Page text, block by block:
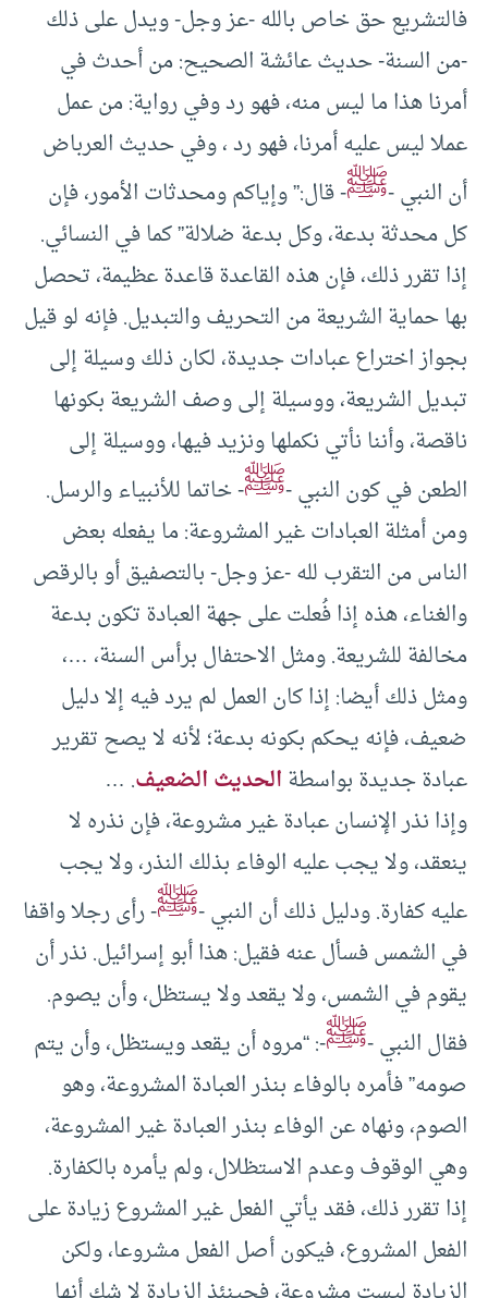
فالتشريع حق خاص بالله -عز وجل- ويدل على ذلك
-من السنة- حديث عائشة الصحيح: من أحدث في
أمرنا هذا ما ليس منه، فهو رد وفي رواية: من عمل
عملا ليس عليه أمرنا، فهو رد ، وفي حديث العرباض
أن النبي -ﷺ- قال:” وإياكم ومحدثات الأمور، فإن
كل محدثة بدعة، وكل بدعة ضلالة” كما في النسائي.
إذا تقرر ذلك، فإن هذه القاعدة قاعدة عظيمة، تحصل
بها حماية الشريعة من التحريف والتبديل. فإنه لو قيل
بجواز اختراع عبادات جديدة، لكان ذلك وسيلة إلى
تبديل الشريعة، ووسيلة إلى وصف الشريعة بكونها
ناقصة، وأننا نأتي نكملها ونزيد فيها، ووسيلة إلى
الطعن في كون النبي -ﷺ- خاتما للأنبياء والرسل.
ومن أمثلة العبادات غير المشروعة: ما يفعله بعض
الناس من التقرب لله -عز وجل- بالتصفيق أو بالرقص
والغناء، هذه إذا فُعلت على جهة العبادة تكون بدعة
مخالفة للشريعة. ومثل الاحتفال برأس السنة، …،
ومثل ذلك أيضا: إذا كان العمل لم يرد فيه إلا دليل
ضعيف، فإنه يحكم بكونه بدعة؛ لأنه لا يصح تقرير
عبادة جديدة بواسطةالحديث الضعيف. …
وإذا نذر الإنسان عبادة غير مشروعة، فإن نذره لا
ينعقد، ولا يجب عليه الوفاء بذلك النذر، ولا يجب
عليه كفارة. ودليل ذلك أن النبي -ﷺ- رأى رجلا واقفا
في الشمس فسأل عنه فقيل: هذا أبو إسرائيل. نذر أن
يقوم في الشمس، ولا يقعد ولا يستظل، وأن يصوم.
فقال النبي -ﷺ-: “مروه أن يقعد ويستظل، وأن يتم
صومه” فأمره بالوفاء بنذر العبادة المشروعة، وهو
الصوم، ونهاه عن الوفاء بنذر العبادة غير المشروعة،
وهي الوقوف وعدم الاستظلال، ولم يأمره بالكفارة.
إذا تقرر ذلك، فقد يأتي الفعل غير المشروع زيادة على
الفعل المشروع، فيكون أصل الفعل مشروعا، ولكن